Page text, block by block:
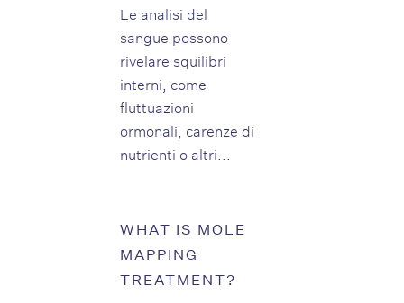
Le analisi del
sangue possono
rivelare squilibri
interni, come
fluttuazioni
ormonali, carenze di
nutrienti o altri...
WHAT IS MOLE
MAPPING
TREATMENT?